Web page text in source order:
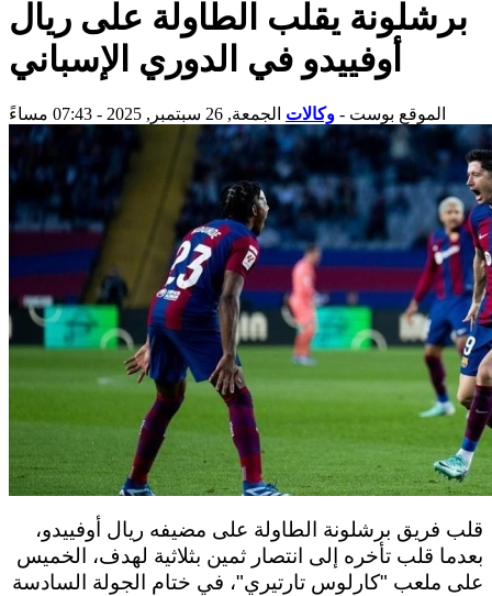
برشلونة يقلب الطاولة على ريال
أوفييدو في الدوري الإسباني
الموقع بوست - وكالات الجمعة, 26 سبتمبر, 2025 - 07:43 مساءً
قلب فريق برشلونة الطاولة على مضيفه ريال أوفييدو،
بعدما قلب تأخره إلى انتصار ثمين بثلاثية لهدف، الخميس
على ملعب "كارلوس تارتيري"، في ختام الجولة السادسة